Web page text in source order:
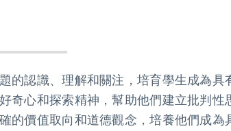
的認識、理解和關注，培育學生成為
奇心和探索精神，幫助他們建立批判
的價值取向和道德觀念，培養他們成